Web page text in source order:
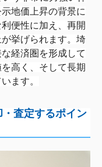
地価上昇の背景に
便性に加え、 再開
挙げられます。 埼
経済圏を形成して
高く、 そして長期
ます。
査定するポイン